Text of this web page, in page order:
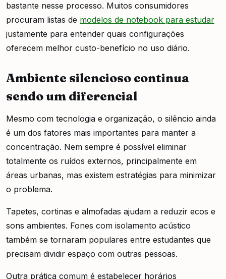
bastante nesse processo. Muitos consumidores
procuram listas de modelos de notebook para estudar
justamente para entender quais configurações
oferecem melhor custo-benefício no uso diário.
Ambiente silencioso continua
sendo um diferencial
Mesmo com tecnologia e organização, o silêncio ainda
é um dos fatores mais importantes para manter a
concentração. Nem sempre é possível eliminar
totalmente os ruídos externos, principalmente em
áreas urbanas, mas existem estratégias para minimizar
o problema.
Tapetes, cortinas e almofadas ajudam a reduzir ecos e
sons ambientes. Fones com isolamento acústico
também se tornaram populares entre estudantes que
precisam dividir espaço com outras pessoas.
Outra prática comum é estabelecer horários